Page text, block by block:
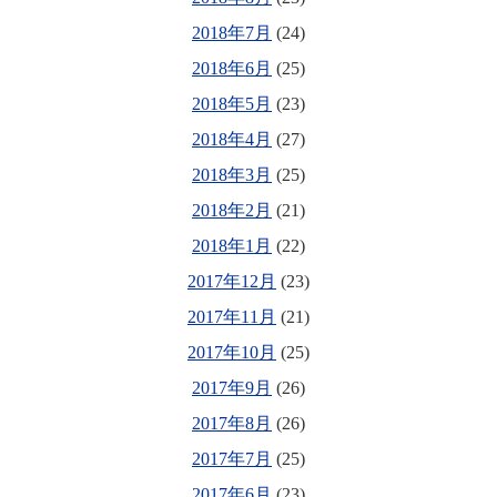
2018年7月 (24)
2018年6月 (25)
2018年5月 (23)
2018年4月 (27)
2018年3月 (25)
2018年2月 (21)
2018年1月 (22)
2017年12月 (23)
2017年11月 (21)
2017年10月 (25)
2017年9月 (26)
2017年8月 (26)
2017年7月 (25)